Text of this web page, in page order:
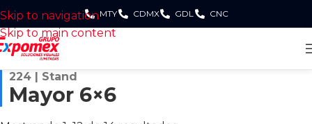
Skip to navigation
Skip to main content
MTY CDMX GDL CNC
224 | Stand
Mayor 6×6